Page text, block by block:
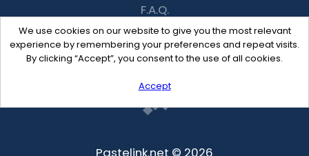
We use cookies on our website to give you the most relevant
experience by remembering your preferences and repeat visits.
By clicking “Accept”, you consent to the use of all cookies.
Accept
F.A.Q.
Recent
Contact
Pastelink.net © 2026